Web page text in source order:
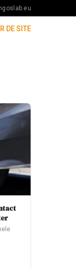
DE SITE